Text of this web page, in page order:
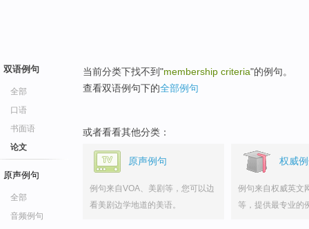
双语例句
全部
口语
书面语
论文
原声例句
全部
音频例句
当前分类下找不到"membership criteria"的例句。
查看双语例句下的全部例句
或者看看其他分类：
原声例句
例句来自VOA、美剧等，您可以边
看美剧边学地道的美语。
权威
例句来自权威英文
等，提供最专业的